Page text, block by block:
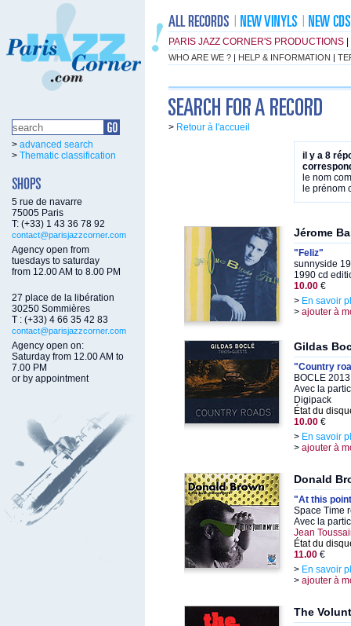
PARIS JAZZ CORNER'S PRODUCTIONS
WHO ARE WE ? | HELP & INFORMATION |
> advanced search
> Thematic classification
5 rue de navarre
75005 Paris
T: (+33) 1 43 36 78 92
contact@parisjazzcorner.com
Agency open from
tuesdays to saturday
from 12.00 AM to 8.00 PM
27 place de la libération
30250 Sommières
T : (+33) 4 66 35 42 83
contact@parisjazzcorner.com
Agency open on:
Saturday from 12.00 AM to
7.00 PM
or by appointment
> Retour à l'accueil
il y a 8
le nom
le prénom
Jérome
"Feliz"
sunnyside
1990 cd
10.00 €
> En savoir
> ajouter à
Gildas
"Country
BOCLE
Avec la
Digipack
État du
10.00 €
> En savoir
> ajouter à
Donald
"At this
Space Time
Avec la
Jean
État du
11.00 €
> En savoir
> ajouter à
The